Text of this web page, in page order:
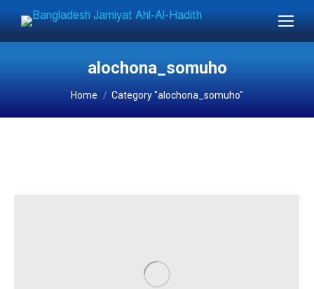
alochona_somuho
You are here:
Home Category "alochona_somuho"